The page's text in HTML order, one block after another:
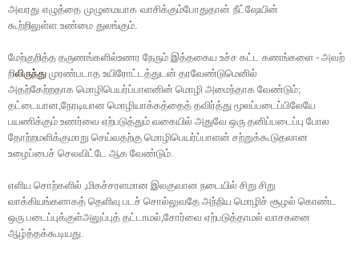
அவரது எழுத்தை முழுமையாக வாசிக்கும்போதுதான் நீட்ஷேயின்
கூற்றிலுள்ள உண்மை துலங்கும்
மேற்குறித்த தருணங்களில்உணர நேரும் இத்தகைய உச்ச கட்ட கணங்களை - அவற்
றிலிருந்து முரண்படாத உயிரோட்டத்துடன் தரவேண்டுமெனில்
அதற்கேற்றதாக மொழிபெயர்ப்பாளனின் மொழி அமைந்தாக வேண்டும்;
தட்டையான நேரடியான மொழியாக்கத்தைத் தவிர்த்து மூலப்படைப்பிலேயே
பயணிக்கும் உணர்வை ஏற்படுத்தும் வகையில் அதுவே ஒரு தனிப்படைப்பு போல
தோற்றமளிக்குமாறு செய்வதற்கு மொழிபெயர்ப்பாளன் சற்றுக்கூடுதலான
உழைப்பைச் செலவிட்டே ஆக வேண்டும்
எளிய சொற்களில் மிகச்சரளமான இலகுவான நடையில் சிறு சிறு
வாக்கியங்களாகத் தெளிவு படச் சொல்லுவதே அந்நிய மொழிச் சூழல் கொண்ட
ஒரு படைப்புக்குள்அலுப்புத் தட்டாமல் சோர்வை ஏற்படுத்தாமல் வாசகனை
ஆழ்த்தக்கூடியது